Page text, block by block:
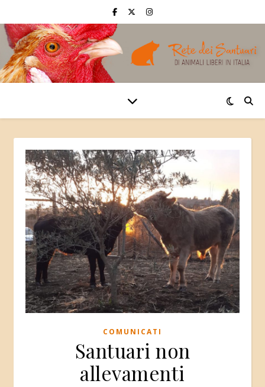
COMUNICATI
Santuari non
allevamenti